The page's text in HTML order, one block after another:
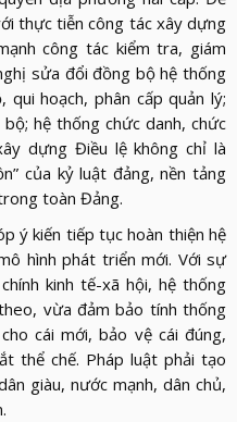
thực tiễn công tác xây dựng
công tác kiểm tra, giám
sửa đổi đồng bộ hệ thống
hoạch, phân cấp quản lý;
hệ thống chức danh, chức
dựng Điều lệ không chỉ là
của kỷ luật đảng, nền tảng
toàn Đảng.
ý kiến tiếp tục hoàn thiện hệ
hình phát triển mới. Với sự
kinh tế-xã hội, hệ thống
vừa đảm bảo tính thống
cái mới, bảo vệ cái đúng,
thể chế. Pháp luật phải tạo
giàu, nước mạnh, dân chủ,